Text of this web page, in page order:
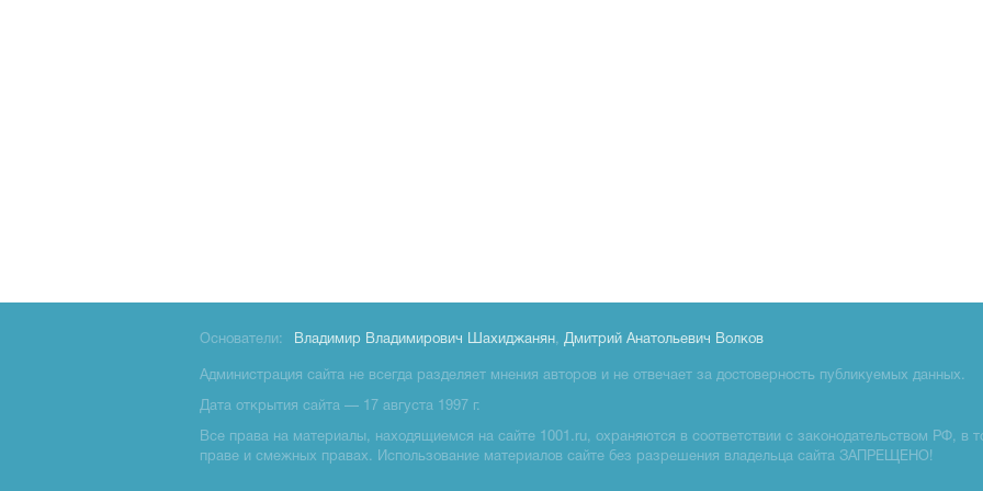
Основатели: Владимир Владимирович Шахиджанян, Дмитрий Анатольевич Волков
Администрация сайта не всегда разделяет мнения авторов и не отвечает за достоверность публикуемых данных.
Дата открытия сайта — 17 августа 1997 г.
Все права на материалы, находящиемся на сайте 1001.ru, охраняются в соответствии с законодательством РФ, в
праве и смежных правах. Использование материалов сайте без разрешения владельца сайта ЗАПРЕЩЕНО!